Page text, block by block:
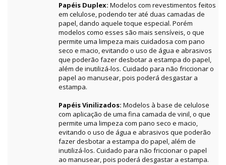
Papéis Duplex: Modelos com revestimentos feitos
em celulose, podendo ter até duas camadas de
papel, dando aquele toque especial. Porém
modelos como esses são mais sensíveis, o que
permite uma limpeza mais cuidadosa com pano
seco e macio, evitando o uso de água e abrasivos
que poderão fazer desbotar a estampa do papel,
além de inutilizá-los. Cuidado para não friccionar o
papel ao manusear, pois poderá desgastar a
estampa.
Papéis Vinilizados: Modelos à base de celulose
com aplicação de uma fina camada de vinil, o que
permite uma limpeza com pano seco e macio,
evitando o uso de água e abrasivos que poderão
fazer desbotar a estampa do papel, além de
inutilizá-los. Cuidado para não friccionar o papel
ao manusear, pois poderá desgastar a estampa.